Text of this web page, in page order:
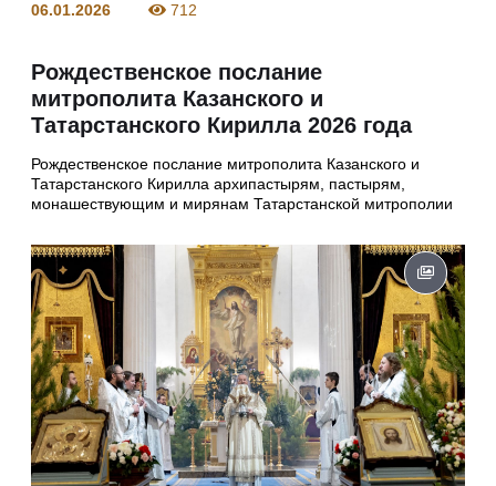
06.01.2026 712
Рождественское послание
митрополита Казанского и
Татарстанского Кирилла 2026 года
Рождественское послание митрополита Казанского и
Татарстанского Кирилла архипастырям, пастырям,
монашествующим и мирянам Татарстанской митрополии